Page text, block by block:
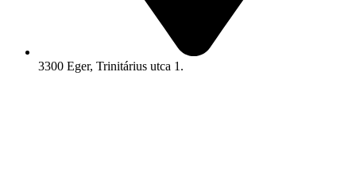
3300 Eger, Trinitárius utca 1.